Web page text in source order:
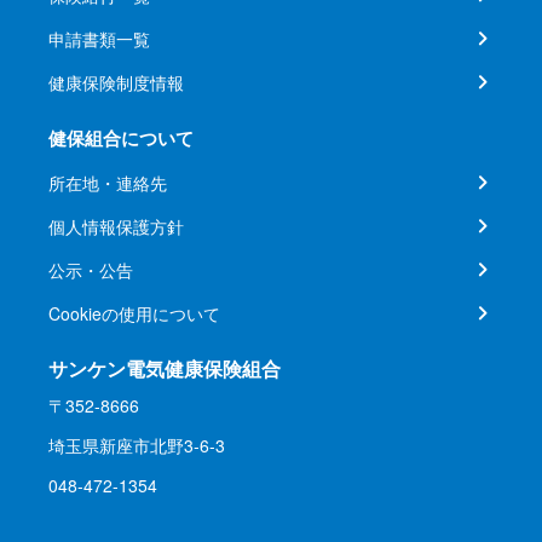
申請書類一覧
健康保険制度情報
健保組合について
所在地・連絡先
個人情報保護方針
公示・公告
Cookieの使用について
サンケン電気健康保険組合
〒352-8666
埼玉県新座市北野3-6-3
048-472-1354